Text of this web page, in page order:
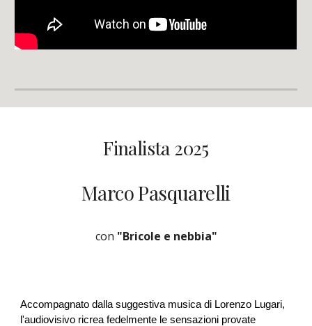
Finalista 2025
Marco Pasquarelli
con "Bricole e nebbia"
Accompagnato dalla suggestiva musica di Lorenzo Lugari,
l'audiovisivo ricrea fedelmente le sensazioni provate